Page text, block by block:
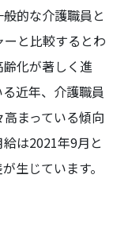
的な介護職員と
と比較するとわ
化が著しく進
近年、介護職員
まっている傾向
は2021年9月と
生じています。